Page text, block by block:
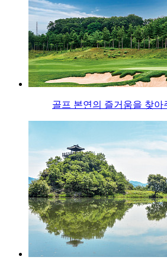
골프 본연의 즐거움을 찾아